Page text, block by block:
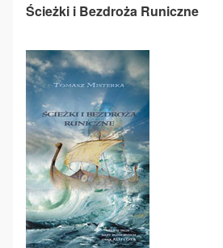
Ścieżki i Bezdroża Runiczne